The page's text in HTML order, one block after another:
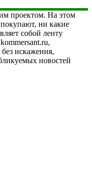
проектом. На этом
ни какие
собой ленту
искажения,
новостей